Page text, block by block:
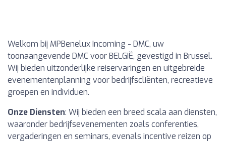
Welkom bij MPBenelux Incoming - DMC, uw
toonaangevende DMC voor BELGIË, gevestigd in Brussel.
Wij bieden uitzonderlijke reiservaringen en uitgebreide
evenementenplanning voor bedrijfscliënten, recreatieve
groepen en individuen.
Onze Diensten: Wij bieden een breed scala aan diensten,
waaronder bedrijfsevenementen zoals conferenties,
vergaderingen en seminars, evenals incentive reizen op